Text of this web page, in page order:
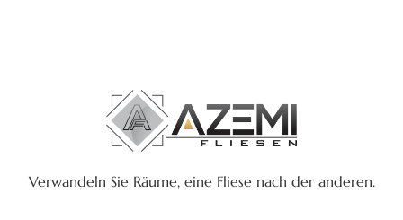
Verwandeln Sie Räume, eine Fliese nach der anderen.